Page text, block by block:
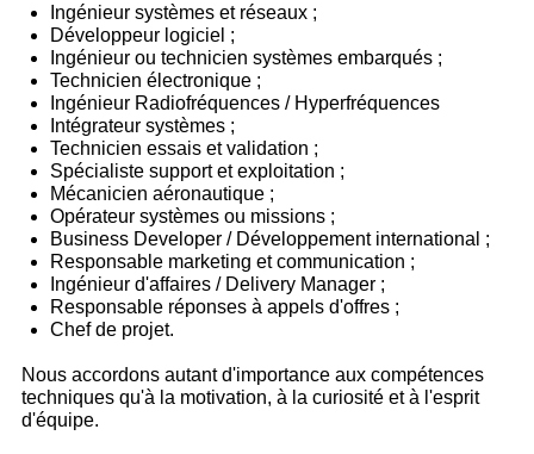
Ingénieur systèmes et réseaux ;
Développeur logiciel ;
Ingénieur ou technicien systèmes embarqués ;
Technicien électronique ;
Ingénieur Radiofréquences / Hyperfréquences
Intégrateur systèmes ;
Technicien essais et validation ;
Spécialiste support et exploitation ;
Mécanicien aéronautique ;
Opérateur systèmes ou missions ;
Business Developer / Développement international ;
Responsable marketing et communication ;
Ingénieur d'affaires / Delivery Manager ;
Responsable réponses à appels d'offres ;
Chef de projet.
Nous accordons autant d'importance aux compétences
techniques qu'à la motivation, à la curiosité et à l'esprit
d'équipe.